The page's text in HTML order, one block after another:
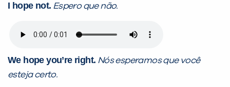
I hope not. Espero que não.
We hope you’re right. Nós esperamos que você
esteja certo.